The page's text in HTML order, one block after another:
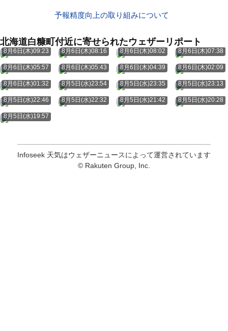
予報精度向上の取り組みについて
北海道白糠町付近に寄せられたウェザーリポート
8月6日(木)09:23 8月6日(木)08:16 8月6日(木)08:02 8月6日(木)07:38
8月6日(木)05:57 8月6日(木)05:43 8月6日(木)04:39 8月6日(木)02:09
8月6日(木)01:32 8月5日(水)23:54 8月5日(水)23:35 8月5日(水)23:13
8月5日(水)22:46 8月5日(水)22:32 8月5日(水)21:42 8月5日(水)20:28
8月5日(水)19:57
Infoseek 天気はウェザーニュースによって運営されています
© Rakuten Group, Inc.